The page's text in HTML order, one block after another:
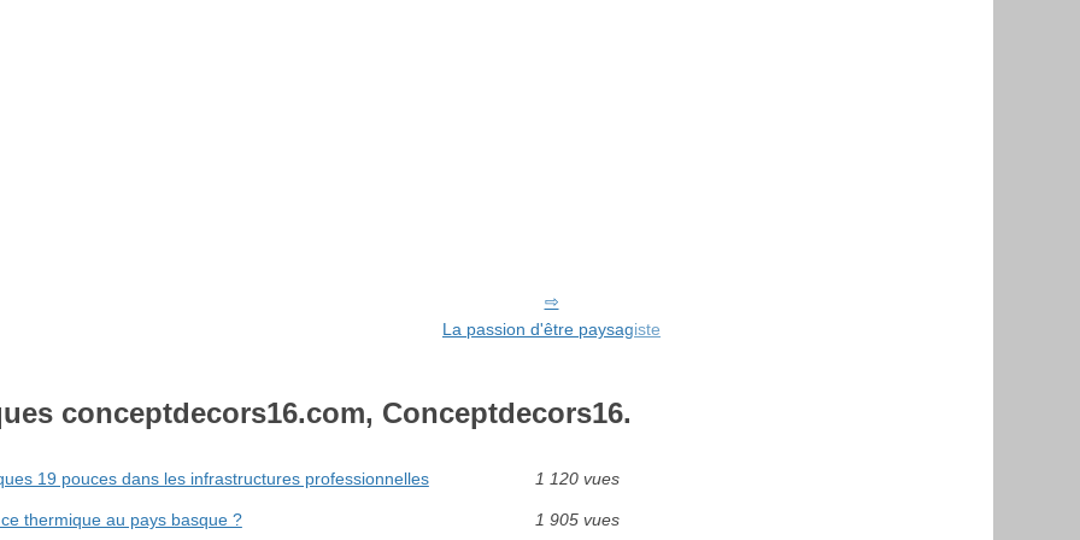
La passion d'être paysagiste
conceptdecors16.com, Conceptdecors16.
19 pouces dans les infrastructures professionnelles 1 120 vues
thermique au pays basque ? 1 905 vues